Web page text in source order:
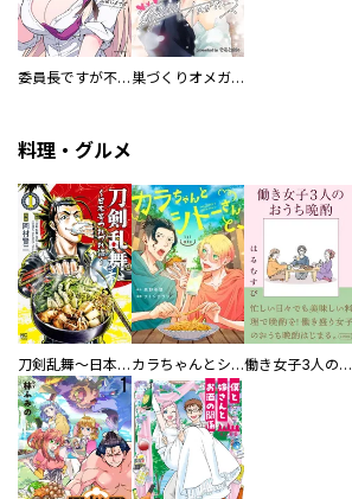
委員長ですが不良になるほど恋してます！ 巣づくりオメガバース
料理・グルメ
刀剣乱舞～日本号つれづれ酒～ カラちゃんとシトーさんと、 【分冊版】 働き女子3人のおうち晩酌